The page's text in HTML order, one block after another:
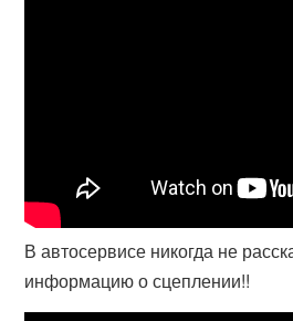
В автосервисе никогда не
информацию о сцеплении!!